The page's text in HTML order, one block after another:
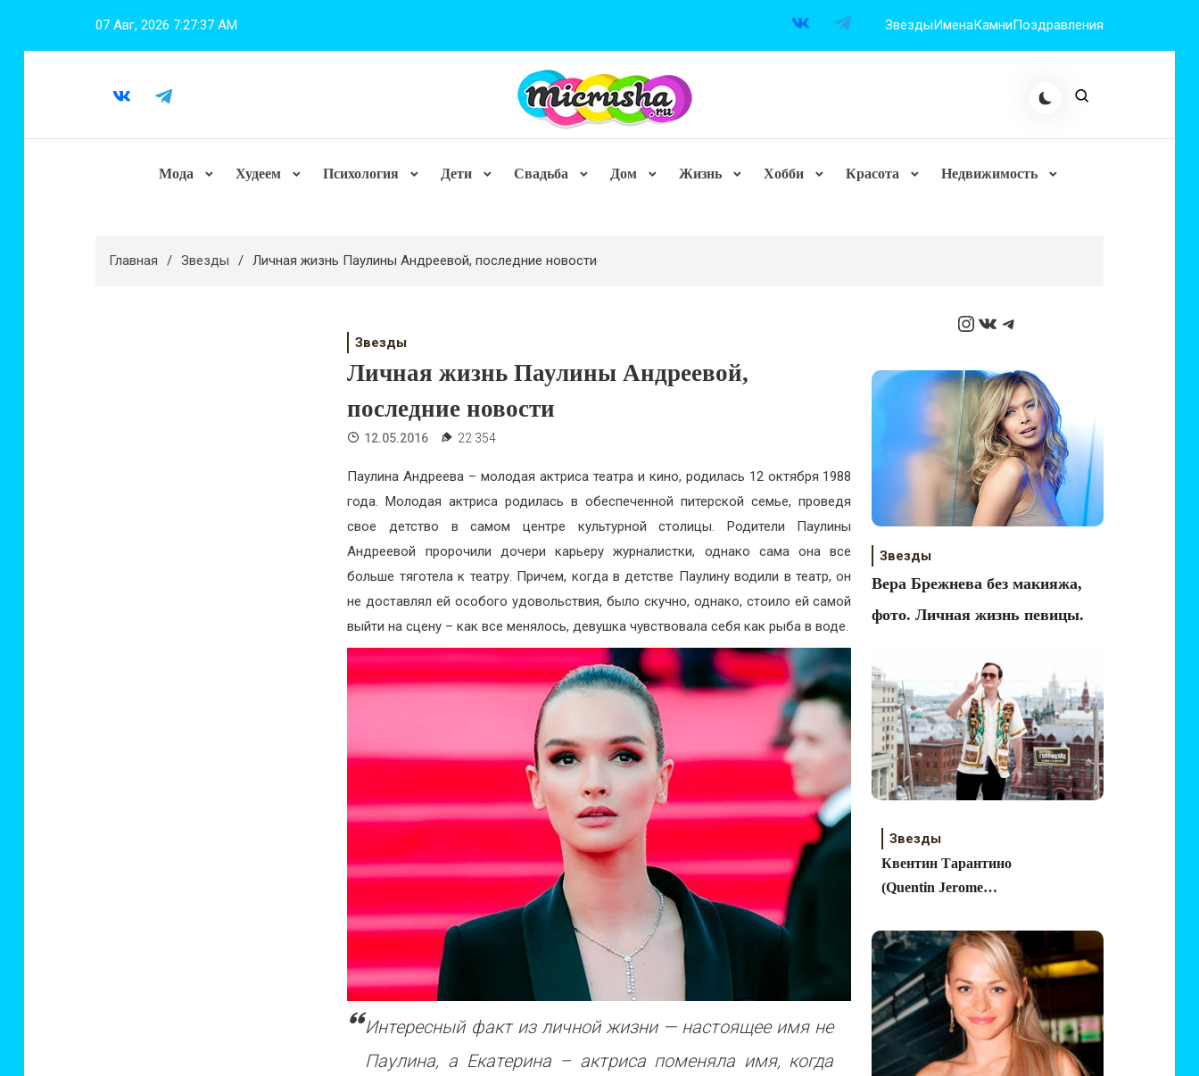
07 Авг, 2026 7:27:38 AM ЗвездыИменаКамниПоздравления
Мода Худеем Психология Дети Свадьба Дом Жизнь Хобби Красота Недвижимость
Главная Звезды Личная жизнь Паулины Андреевой, последние новости
Звезды
Личная жизнь Паулины Андреевой,
последние новости
12.05.2016 22 354
Паулина Андреева – молодая актриса театра и кино, родилась 12 октября 1988
года. Молодая актриса родилась в обеспеченной питерской семье, проведя
свое детство в самом центре культурной столицы. Родители Паулины
Андреевой пророчили дочери карьеру журналистки, однако сама она все
больше тяготела к театру. Причем, когда в детстве Паулину водили в театр, он
не доставлял ей особого удовольствия, было скучно, однако, стоило ей самой
выйти на сцену – как все менялось, девушка чувствовала себя как рыба в воде.
Интересный факт из личной жизни — настоящее имя не
Паулина, а Екатерина – актриса поменяла имя, когда
Instagram
ВКонтакте
Telegram
Звезды
Вера Брежнева без макияжа,
фото. Личная жизнь певицы.
Звезды
Квентин Тарантино
(Quentin Jerome